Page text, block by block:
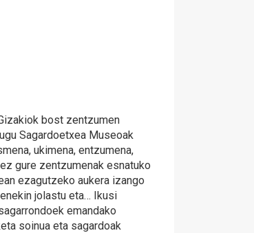
bost zentzumen
Sagardoetxea Museoak
ukimena, entzumena,
gure zentzumenak esnatuko
ezagutzeko aukera izango
jolastu eta… Ikusi
emandako
soinua eta sagardoak